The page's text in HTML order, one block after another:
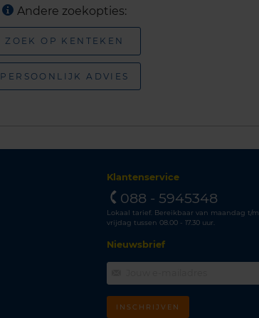
Andere zoekopties:
ZOEK OP KENTEKEN
PERSOONLIJK ADVIES
Klantenservice
088 - 5945348
Lokaal tarief. Bereikbaar van maandag t/m
vrijdag tussen 08.00 - 17.30 uur.
Nieuwsbrief
INSCHRIJVEN